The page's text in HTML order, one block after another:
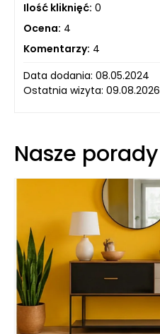
Ilość kliknięć: 0
Ocena: 4
Komentarzy: 4
Data dodania: 08.05.2024
Ostatnia wizyta: 09.08.2026
Nasze porady